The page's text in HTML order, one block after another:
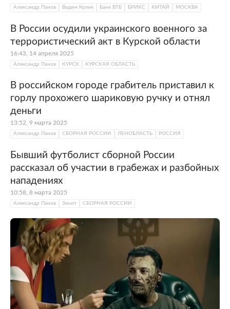
Александр Панов Вадим Кулик Банк ВТБ БРИКС КИТАЙ МОСКВА
В России осудили украинского военного за
террористический акт в Курской области
16:43, 14 апреля 2025
Александр Панов КУРСК КУРСКАЯ ОБЛАСТЬ
В российском городе грабитель приставил к
горлу прохожего шариковую ручку и отнял
деньги
13:52, 9 марта 2025
Александр Панов СБОРНАЯ РОССИИ ЛЕНОБЛАСТЬ РОССИЯ
Бывший футболист сборной России
рассказал об участии в грабежах и разбойных
нападениях
10:58, 8 марта 2025
Александр Панов Зенит СБОРНАЯ РОССИИ